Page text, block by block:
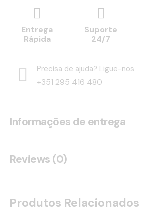
Entrega
Rápida
Suporte
24/7
Precisa de ajuda? Ligue-nos
+351 295 416 480
Informações de entrega
Reviews (0)
Produtos Relacionados